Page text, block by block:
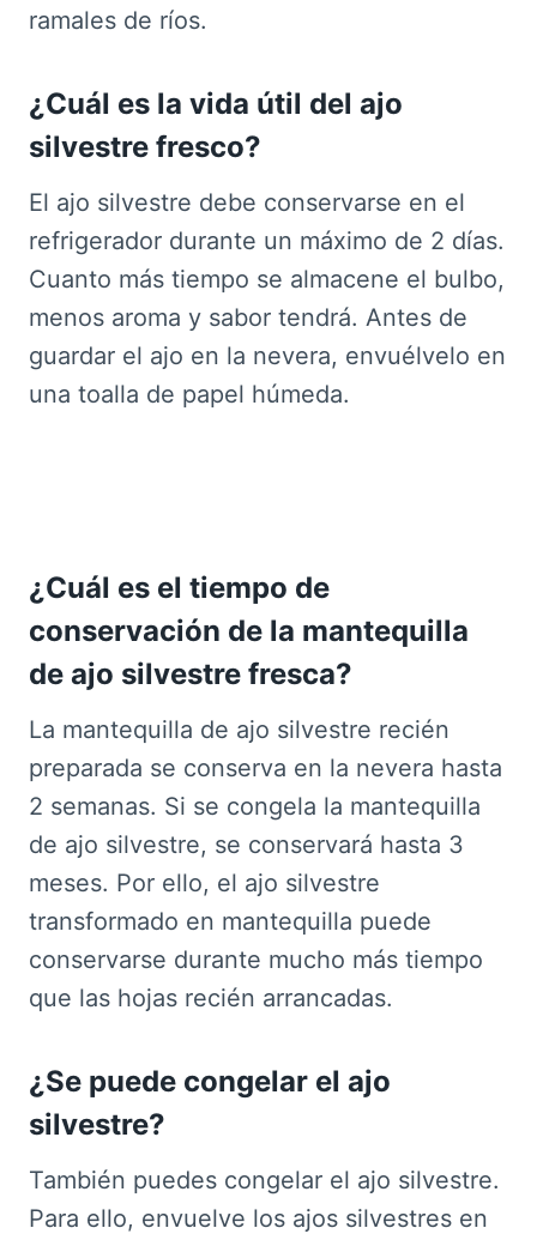
ramales de ríos.
¿Cuál es la vida útil del ajo
silvestre fresco?
El ajo silvestre debe conservarse en el
refrigerador durante un máximo de 2 días.
Cuanto más tiempo se almacene el bulbo,
menos aroma y sabor tendrá. Antes de
guardar el ajo en la nevera, envuélvelo en
una toalla de papel húmeda.
¿Cuál es el tiempo de
conservación de la mantequilla
de ajo silvestre fresca?
La mantequilla de ajo silvestre recién
preparada se conserva en la nevera hasta
2 semanas. Si se congela la mantequilla
de ajo silvestre, se conservará hasta 3
meses. Por ello, el ajo silvestre
transformado en mantequilla puede
conservarse durante mucho más tiempo
que las hojas recién arrancadas.
¿Se puede congelar el ajo
silvestre?
También puedes congelar el ajo silvestre.
Para ello, envuelve los ajos silvestres en